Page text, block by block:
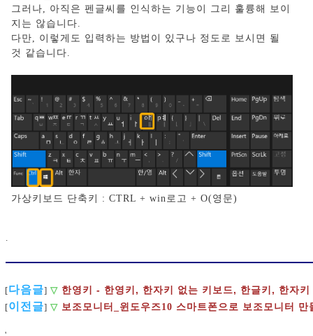
그러나, 아직은 펜글씨를 인식하는 기능이 그리 훌륭해 보이
지는 않습니다.
다만, 이렇게도 입력하는 방법이 있구나 정도로 보시면 될
것 같습니다.
가상키보드 단축키 : CTRL + win로고 + O(영문)
.
[다음글] ▽ 한영키 - 한영키, 한자키 없는 키보드, 한글키, 한자키
[이전글] ▽ 보조모니터_윈도우즈10 스마트폰으로 보조모니터 만